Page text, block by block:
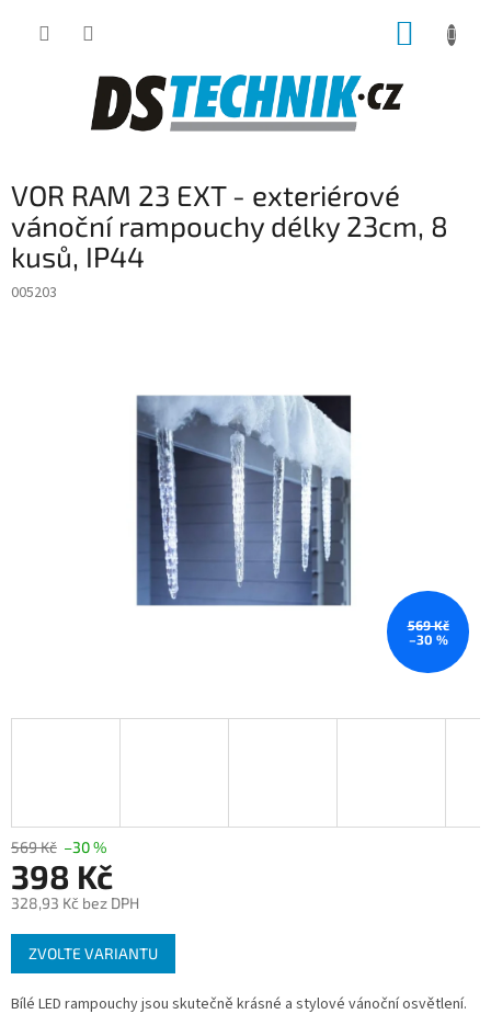
VOR RAM 23 EXT - exteriérové
vánoční rampouchy délky 23cm, 8
kusů, IP44
005203
569 Kč
–30 %
569 Kč –30 %
398 Kč
328,93 Kč bez DPH
Měrná
cena:
ZVOLTE VARIANTU
Bílé LED rampouchy jsou skutečně krásné a stylové vánoční osvětlení.